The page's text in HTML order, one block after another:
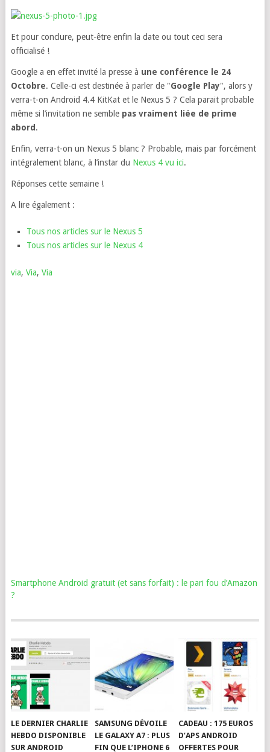
Et pour conclure, peut-être enfin la date ou tout ceci sera
officialisé !
Google a en effet invité la presse à une conférence le 24
Octobre. Celle-ci est destinée à parler de "Google Play", alors y
verra-t-on Android 4.4 KitKat et le Nexus 5 ? Cela parait probable
même si l’invitation ne semble pas vraiment liée de prime
abord .
Enfin, verra-t-on un Nexus 5 blanc ? Probable, mais par forcément
intégralement blanc, à l’instar du Nexus 4 vu ici.
Réponses cette semaine !
A lire également :
Tous nos articles sur le Nexus 5
Tous nos articles sur le Nexus 4
via, Via, Via
Smartphone Android gratuit (et sans forfait) : le pari fou d’Amazon
?
LE DERNIER CHARLIE
HEBDO DISPONIBLE
SUR ANDROID
SAMSUNG DÉVOILE
LE GALAXY A7 : PLUS
FIN QUE L’IPHONE 6
CADEAU : 175 EUROS
D’APS ANDROID
OFFERTES POUR